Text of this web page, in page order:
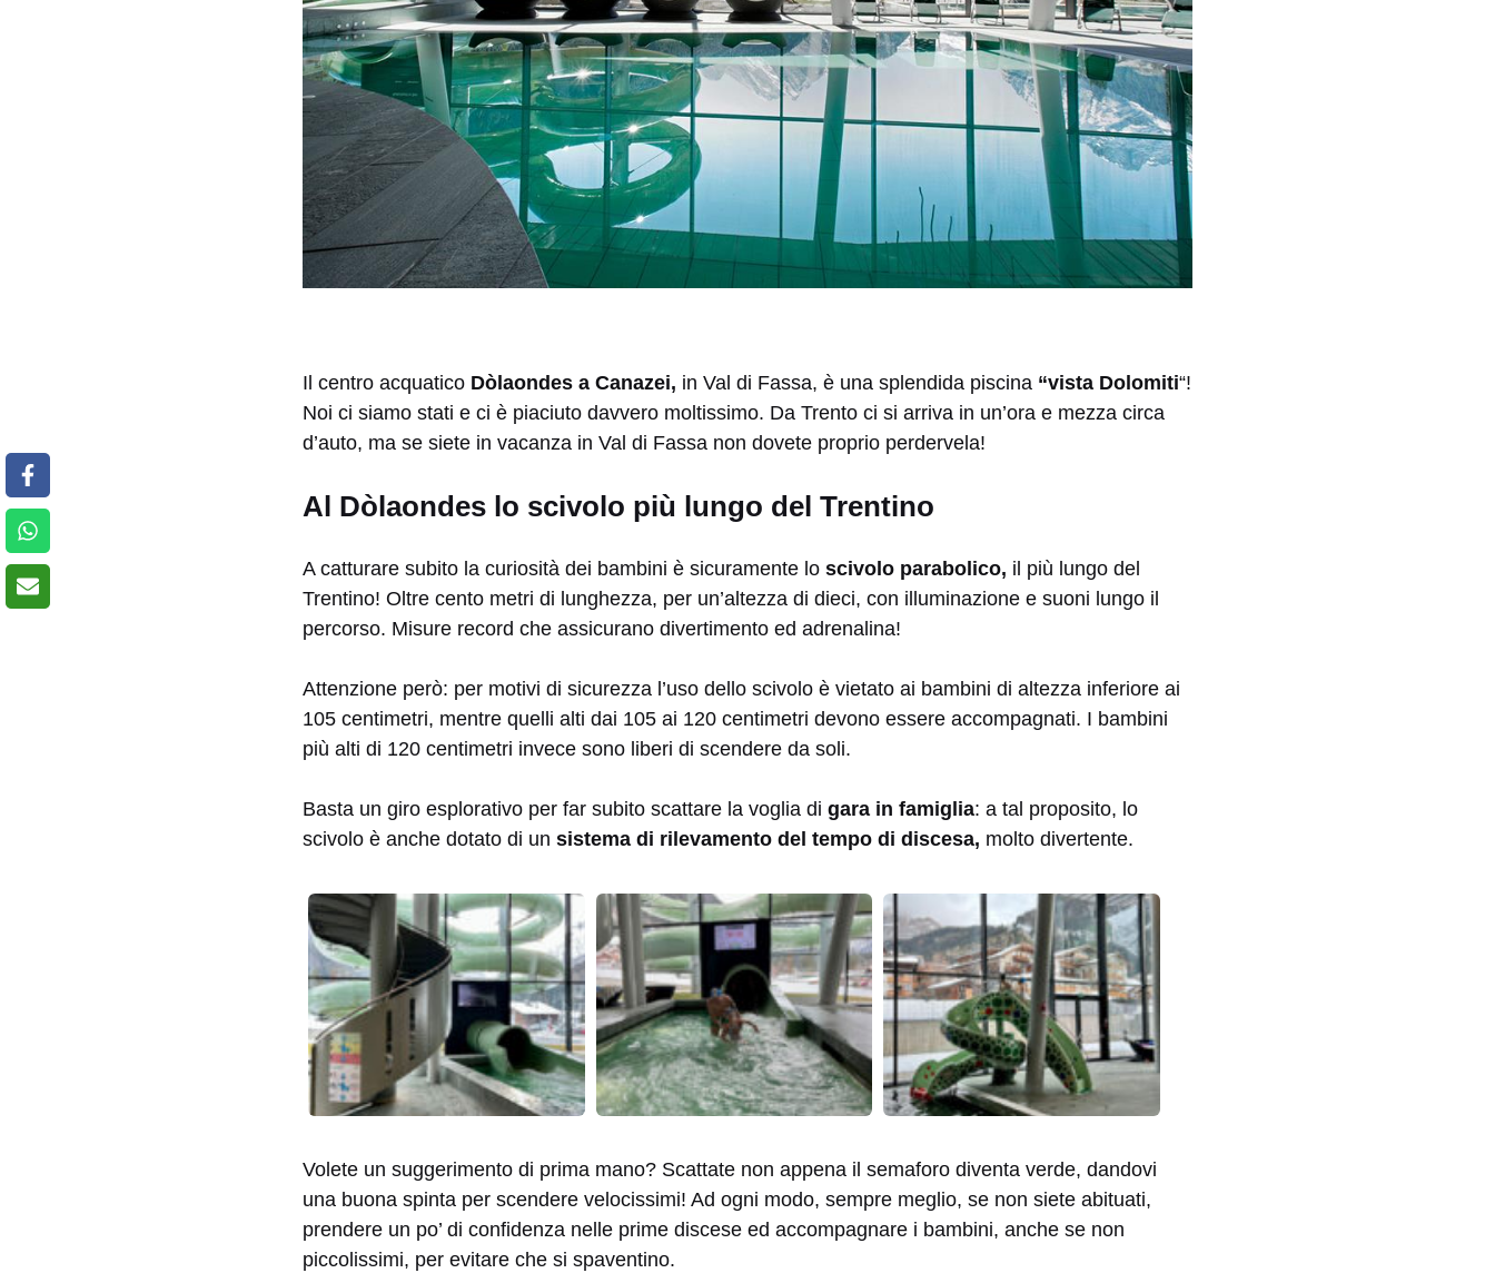
Il centro acquatico Dòlaondes a Canazei, in Val di Fassa, è una splendida piscina “vista Dolomiti“!
Noi ci siamo stati e ci è piaciuto davvero moltissimo. Da Trento ci si arriva in un’ora e mezza circa
d’auto, ma se siete in vacanza in Val di Fassa non dovete proprio perdervela!
Al Dòlaondes lo scivolo più lungo del Trentino
A catturare subito la curiosità dei bambini è sicuramente lo scivolo parabolico, il più lungo del
Trentino! Oltre cento metri di lunghezza, per un’altezza di dieci, con illuminazione e suoni lungo il
percorso. Misure record che assicurano divertimento ed adrenalina!
Attenzione però: per motivi di sicurezza l’uso dello scivolo è vietato ai bambini di altezza inferiore ai
105 centimetri, mentre quelli alti dai 105 ai 120 centimetri devono essere accompagnati. I bambini
più alti di 120 centimetri invece sono liberi di scendere da soli.
Basta un giro esplorativo per far subito scattare la voglia di gara in famiglia: a tal proposito, lo
scivolo è anche dotato di un sistema di rilevamento del tempo di discesa, molto divertente.
Volete un suggerimento di prima mano? Scattate non appena il semaforo diventa verde, dandovi
una buona spinta per scendere velocissimi! Ad ogni modo, sempre meglio, se non siete abituati,
prendere un po’ di confidenza nelle prime discese ed accompagnare i bambini, anche se non
piccolissimi, per evitare che si spaventino.